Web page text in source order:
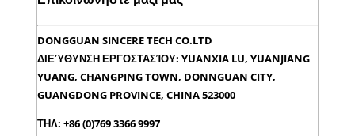
DONGGUAN SINCERE TECH CO.LTD
ΔΙΕΎΘΥΝΣΗ ΕΡΓΟΣΤΑΣΊΟΥ: YUANXIA LU, YUANJIANG
YUANG, CHANGPING TOWN, DONNGUAN CITY,
GUANGDONG PROVINCE, CHINA 523000
ΤΗΛ: +86 (0)769 3366 9997